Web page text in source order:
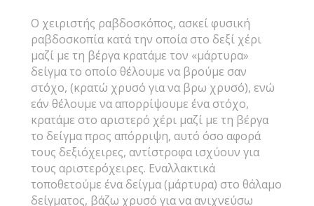
Ο χειριστής ραβδοσκόπος, ασκεί φυσική
ραβδοσκοπία κατά την οποία στο δεξί χέρι
μαζί με τη βέργα κρατάμε τον «μάρτυρα»
δείγμα το οποίο θέλουμε να βρούμε σαν
στόχο, (κρατώ χρυσό για να βρω χρυσό), ενώ
εάν θέλουμε να απορρίψουμε ένα στόχο,
κρατάμε στο αριστερό χέρι μαζί με τη βέργα
το δείγμα προς απόρριψη, αυτό όσο αφορά
τους δεξιόχειρες, αντίστροφα ισχύουν για
τους αριστερόχειρες. Εναλλακτικά
τοποθετούμε ένα δείγμα (μάρτυρα) στο θάλαμο
δείγματος, βάζω χρυσό για να ανιχνεύσω